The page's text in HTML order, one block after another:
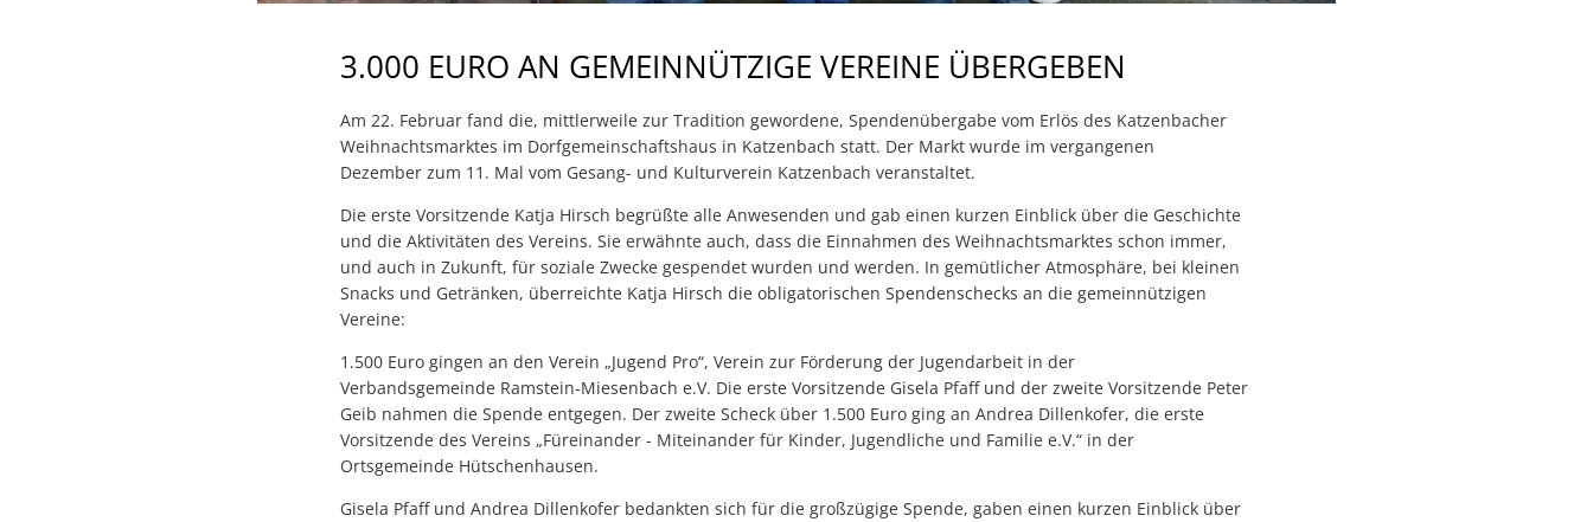
3.000 EURO AN GEMEINNÜTZIGE VEREINE ÜBERGEBEN
Am 22. Februar fand die, mittlerweile zur Tradition gewordene, Spendenübergabe vom Erlös des Katzenbacher
Weihnachtsmarktes im Dorfgemeinschaftshaus in Katzenbach statt. Der Markt wurde im vergangenen
Dezember zum 11. Mal vom Gesang- und Kulturverein Katzenbach veranstaltet.
Die erste Vorsitzende Katja Hirsch begrüßte alle Anwesenden und gab einen kurzen Einblick über die Geschichte
und die Aktivitäten des Vereins. Sie erwähnte auch, dass die Einnahmen des Weihnachtsmarktes schon immer,
und auch in Zukunft, für soziale Zwecke gespendet wurden und werden. In gemütlicher Atmosphäre, bei kleinen
Snacks und Getränken, überreichte Katja Hirsch die obligatorischen Spendenschecks an die gemeinnützigen
Vereine:
1.500 Euro gingen an den Verein „Jugend Pro“, Verein zur Förderung der Jugendarbeit in der
Verbandsgemeinde Ramstein-Miesenbach e.V. Die erste Vorsitzende Gisela Pfaff und der zweite Vorsitzende Peter
Geib nahmen die Spende entgegen. Der zweite Scheck über 1.500 Euro ging an Andrea Dillenkofer, die erste
Vorsitzende des Vereins „Füreinander - Miteinander für Kinder, Jugendliche und Familie e.V.“ in der
Ortsgemeinde Hütschenhausen.
Gisela Pfaff und Andrea Dillenkofer bedankten sich für die großzügige Spende, gaben einen kurzen Einblick über